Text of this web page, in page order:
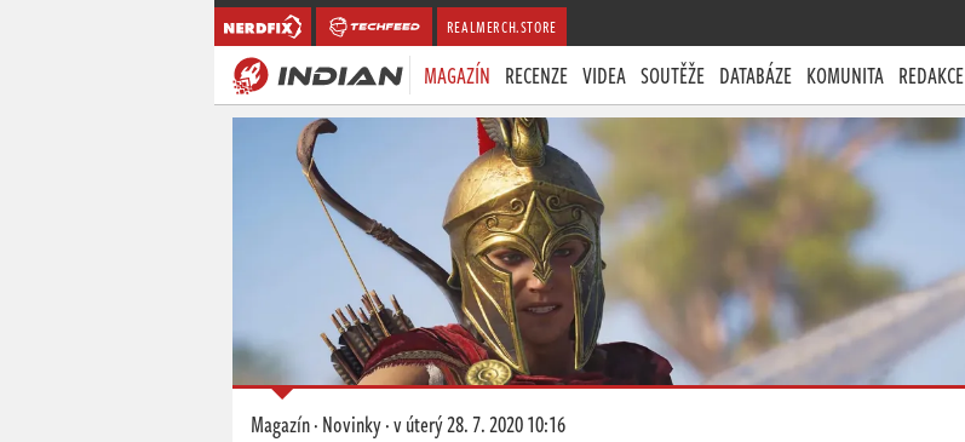
REALMERCH.STORE
MAGAZÍN RECENZE VIDEA SOUTĚŽE DATABÁZE KOMUNITA REDAKCE
Magazín·Novinky·v úterý28. 7. 2020 10:16